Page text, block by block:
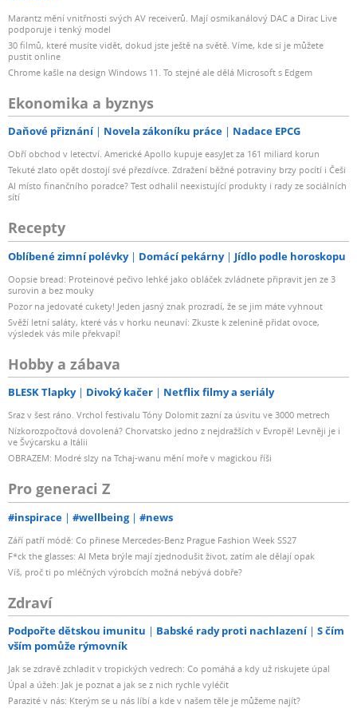
Marantz mění vnitřnosti svých AV receiverů. Mají osmikanálový DAC a Dirac Live
podporuje i tenký model
30 filmů, které musíte vidět, dokud jste ještě na světě. Víme, kde si je můžete
pustit online
Chrome kašle na design Windows 11. To stejné ale dělá Microsoft s Edgem
Ekonomika a byznys
Daňové přiznání Novela zákoníku práce Nadace EPCG
Obří obchod v letectví. Americké Apollo kupuje easyJet za 161 miliard korun
Tekuté zlato opět dostojí své přezdívce. Zdražení běžné potraviny brzy pocítí i Češi
AI místo finančního poradce? Test odhalil neexistující produkty i rady ze sociálních
sítí
Recepty
Oblíbené zimní polévky Domácí pekárny Jídlo podle horoskopu
Oopsie bread: Proteinové pečivo lehké jako obláček zvládnete připravit jen ze 3
surovin a bez mouky
Pozor na jedovaté cukety! Jeden jasný znak prozradí, že se jim máte vyhnout
Svěží letní saláty, které vás v horku neunaví: Zkuste k zelenině přidat ovoce,
výsledek vás mile překvapí!
Hobby a zábava
BLESK Tlapky Divoký kačer Netflix filmy a seriály
Sraz v šest ráno. Vrchol festivalu Tóny Dolomit zazní za úsvitu ve 3000 metrech
Nízkorozpočtová dovolená? Chorvatsko jedno z nejdražších v Evropě! Levněji je i
ve Švýcarsku a Itálii
OBRAZEM: Modré slzy na Tchaj-wanu mění moře v magickou říši
Pro generaci Z
#inspirace #wellbeing #news
Září patří módě: Co přinese Mercedes-Benz Prague Fashion Week SS27
F*ck the glasses: AI Meta brýle mají zjednodušit život, zatím ale dělají opak
Víš, proč ti po mléčných výrobcích možná nebývá dobře?
Zdraví
Podpořte dětskou imunitu Babské rady proti nachlazení
S čím
vším pomůže rýmovník
Jak se zdravě zchladit v tropických vedrech: Co pomáhá a kdy už riskujete úpal
Úpal a úžeh: Jak je poznat a jak se z nich rychle vyléčit
Parazité v nás: Kterým se u nás líbí a kde v našem těle je můžeme najít?